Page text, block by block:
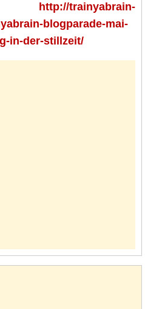
http://trainyabrain-
blogparade-mai-
in-der-stillzeit/